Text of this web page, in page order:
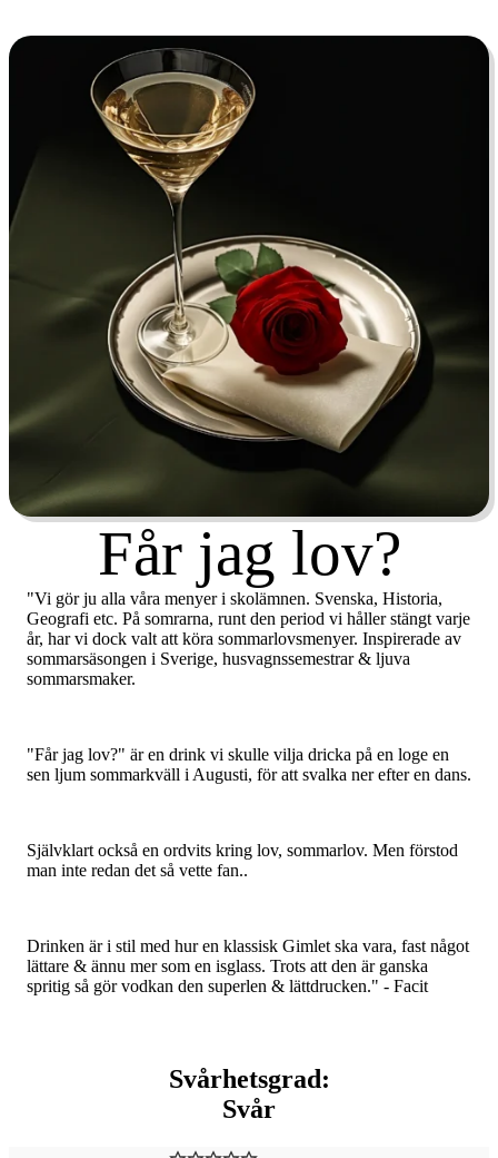
Får jag lov?
"Vi gör ju alla våra menyer i skolämnen. Svenska, Historia,
Geografi etc. På somrarna, runt den period vi håller stängt varje
år, har vi dock valt att köra sommarlovsmenyer. Inspirerade av
sommarsäsongen i Sverige, husvagnssemestrar & ljuva
sommarsmaker.
"Får jag lov?" är en drink vi skulle vilja dricka på en loge en
sen ljum sommarkväll i Augusti, för att svalka ner efter en dans.
Självklart också en ordvits kring lov, sommarlov. Men förstod
man inte redan det så vette fan..
Drinken är i stil med hur en klassisk Gimlet ska vara, fast något
lättare & ännu mer som en isglass. Trots att den är ganska
spritig så gör vodkan den superlen & lättdrucken." - Facit
Svårhetsgrad:
Svår